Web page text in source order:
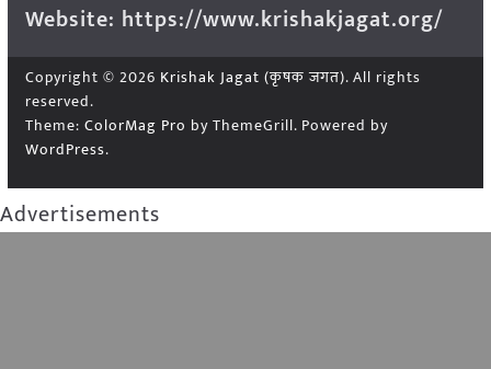
Website: https://www.krishakjagat.org/
Copyright © 2026 Krishak Jagat (कृषक जगत). All rights
reserved.
Theme: ColorMag Pro by ThemeGrill. Powered by
WordPress.
Advertisements